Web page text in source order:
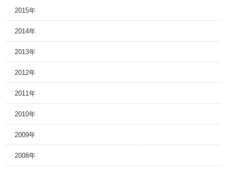
2015年
2014年
2013年
2012年
2011年
2010年
2009年
2008年